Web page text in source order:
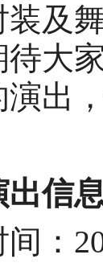
装及
待大
演出
出信